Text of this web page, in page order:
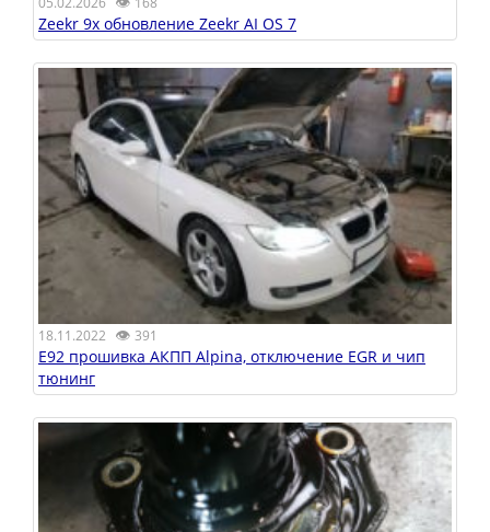
Zeekr 9x обновление Zeekr AI OS 7
18.11.2022 👁 391
E92 прошивка АКПП Alpina, отключение EGR и чип
тюнинг